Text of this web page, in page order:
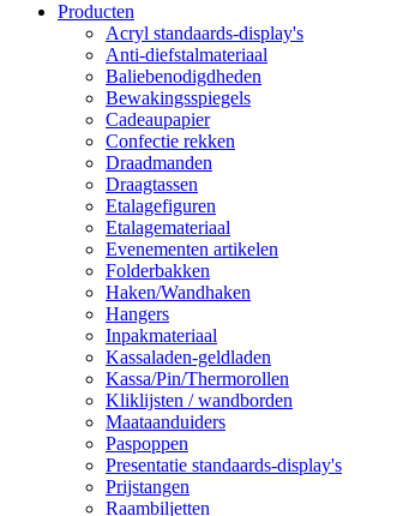
Producten
Acryl standaards-display's
Anti-diefstalmateriaal
Baliebenodigdheden
Bewakingsspiegels
Cadeaupapier
Confectie rekken
Draadmanden
Draagtassen
Etalagefiguren
Etalagemateriaal
Evenementen artikelen
Folderbakken
Haken/Wandhaken
Hangers
Inpakmateriaal
Kassaladen-geldladen
Kassa/Pin/Thermorollen
Kliklijsten / wandborden
Maataanduiders
Paspoppen
Presentatie standaards-display's
Prijstangen
Raambiljetten